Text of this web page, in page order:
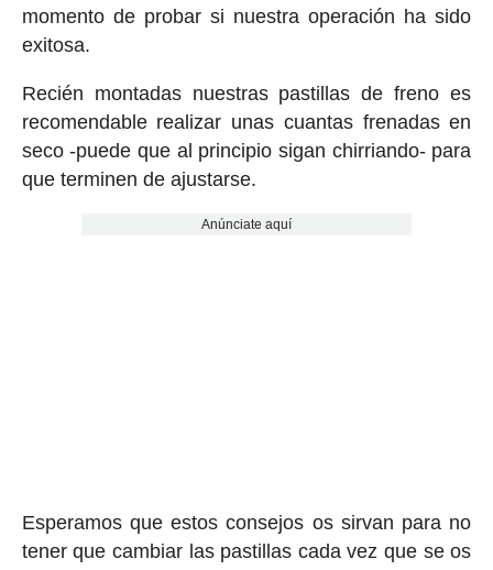
momento de probar si nuestra operación ha sido
exitosa.
Recién montadas nuestras pastillas de freno es
recomendable realizar unas cuantas frenadas en
seco -puede que al principio sigan chirriando- para
que terminen de ajustarse.
Anúnciate aquí
Esperamos que estos consejos os sirvan para no
tener que cambiar las pastillas cada vez que se os